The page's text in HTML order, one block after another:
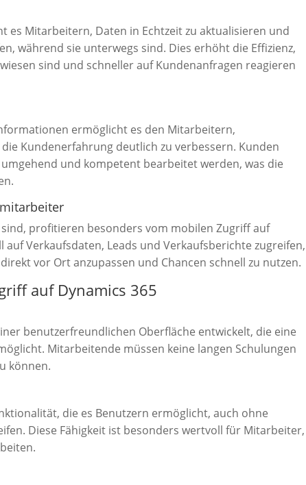
es Mitarbeitern, Daten in Echtzeit zu aktualisieren und
während sie unterwegs sind. Dies erhöht die Effizienz,
sind und schneller auf Kundenanfragen reagieren
ermöglicht es den Mitarbeitern,
Kundenerfahrung deutlich zu verbessern. Kunden
und kompetent bearbeitet werden, was die
profitieren besonders vom mobilen Zugriff auf
Verkaufsdaten, Leads und Verkaufsberichte zugreifen,
vor Ort anzupassen und Chancen schnell zu nutzen.
auf Dynamics 365
benutzerfreundlichen Oberfläche entwickelt, die eine
Mitarbeitende müssen keine langen Schulungen
können.
die es Benutzern ermöglicht, auch ohne
Diese Fähigkeit ist besonders wertvoll für Mitarbeiter,